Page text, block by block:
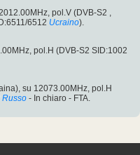
pol.V (DVB-S2 ,
6512 Ucraino).
pol.H (DVB-S2 SID:1002
su 12073.00MHz, pol.H
Russo - In chiaro - FTA.